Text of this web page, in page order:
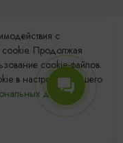
с
cookie. Продолжая
cookie-файлов.
в настройках Вашего
данных.